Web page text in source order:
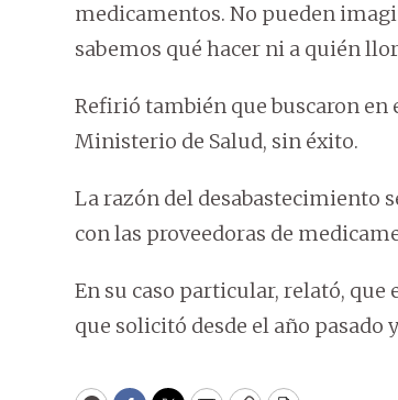
medicamentos. No pueden
sabemos qué hacer ni a quién
Refirió también que buscaron en
Ministerio de Salud, sin éxito.
La razón del desabastecimiento
con las proveedoras de
En su caso particular, relató, que
que solicitó desde el año